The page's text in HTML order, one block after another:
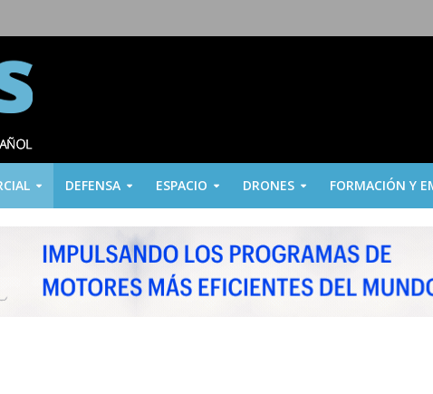
DEFENSA ESPACIO DRONES FORMACIÓN Y